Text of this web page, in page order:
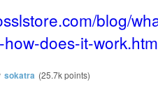
blog/
does-it-
sokatra (25.7kpoints)